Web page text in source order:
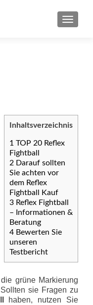
Inhaltsverzeichnis
1 TOP 20 Reflex
Fightball
2 Darauf sollten
Sie achten vor
dem Reflex
Fightball Kauf
3 Reflex Fightball
– Informationen &
Beratung
4 Bewerten Sie
unseren
Testbericht
grüne Markierung
sie Fragen zu
haben, nutzen Sie